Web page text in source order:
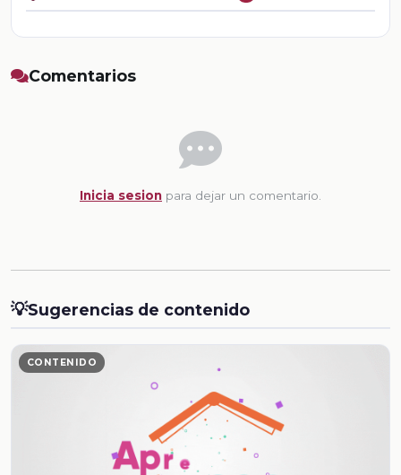
Comentarios
Inicia sesion para dejar un comentario.
💡Sugerencias de contenido
CONTENIDO